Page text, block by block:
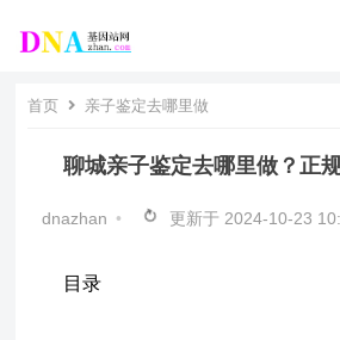
首页 亲子鉴定去哪里做
聊城亲子鉴定去哪里做？正
dnazhan • 更新于 2024-10-23
目录